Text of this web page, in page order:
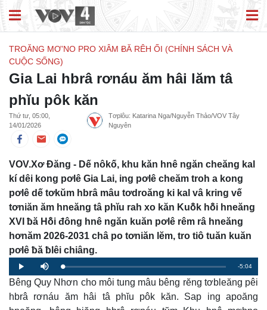
TROĂNG MƠ’NO PRO XIÂM ɃĂ RÊH ỐI (CHÍNH SÁCH VÀ
CUỘC SỐNG)
Gia Lai hbrâ rơnáu ăm hâi lăm tâ
phĭu pôk kăn
Thứ tư, 05:00,
14/01/2026
Tơplôu: Katarina Nga/Nguyễn Thảo/VOV Tây
Nguyên
VOV.Xơ Đăng - Dế nôkố, khu kăn hnê ngăn cheăng kal
kí dêi kong pơlê Gia Lai, ing pơlê cheăm troh a kong
pơlê dế tơkŭm hbrâ mâu tơdroăng ki kal vâ kring vế
tơniăn ăm hneăng tâ phĭu rah xo kăn Kuô̆k hô̆i hneăng
XVI ƀă Hô̆i đông hnê ngăn kuăn pơlê rêm râ hneăng
hơnăm 2026-2031 châ po tơniăn lĕm, tro tiô tuăn kuăn
pơlê ƀă ƀlêi chiâng.
Play Mute Loaded:
0%
Progress:
0%
Remaining
Time
-5:04
Bêng Quy Nhơn cho môi tung mâu bêng rĕng tơbleăng pêi
hbrâ rơnáu ăm hâi tâ phĭu pôk kăn. Sap ing apoăng